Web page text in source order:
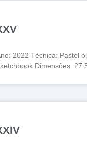
2022 Técnica: Pastel
Dimensões: